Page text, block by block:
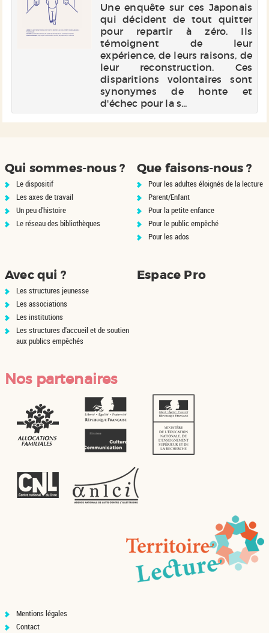
Une enquête sur ces Japonais
qui décident de tout quitter
pour repartir à zéro. Ils
témoignent de leur
expérience, de leurs raisons, de
leur reconstruction. Ces
disparitions volontaires sont
synonymes de honte et
d'échec pour la s...
Qui sommes-nous ?
Le dispositif
Les axes de travail
Un peu d'histoire
Le réseau des bibliothèques
Que faisons-nous ?
Pour les adultes éloignés de la lecture
Parent/Enfant
Pour la petite enfance
Pour le public empêché
Pour les ados
Avec qui ?
Les structures jeunesse
Les associations
Les institutions
Les structures d'accueil et de soutien
aux publics empêchés
Espace Pro
Nos partenaires
Mentions légales
Contact